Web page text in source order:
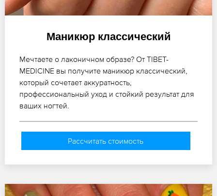
Маникюр классический
Мечтаете о лаконичном образе? От TIBET-
MEDICINE вы получите маникюр классический,
который сочетает аккуратность,
профессиональный уход и стойкий результат для
ваших ногтей.
Рассчитать стоимость